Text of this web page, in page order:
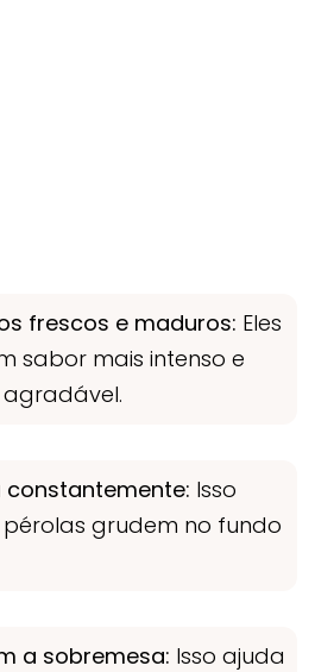
frescos e maduros: Eles
sabor mais intenso e
constantemente: Isso
grudem no fundo
a sobremesa: Isso ajuda